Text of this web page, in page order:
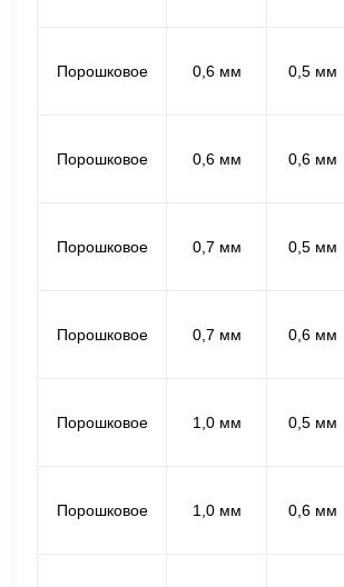
Порошковое 0,6 мм 0,5 мм
Порошковое 0,6 мм 0,6 мм
Порошковое 0,7 мм 0,5 мм
Порошковое 0,7 мм 0,6 мм
Порошковое 1,0 мм 0,5 мм
Порошковое 1,0 мм 0,6 мм